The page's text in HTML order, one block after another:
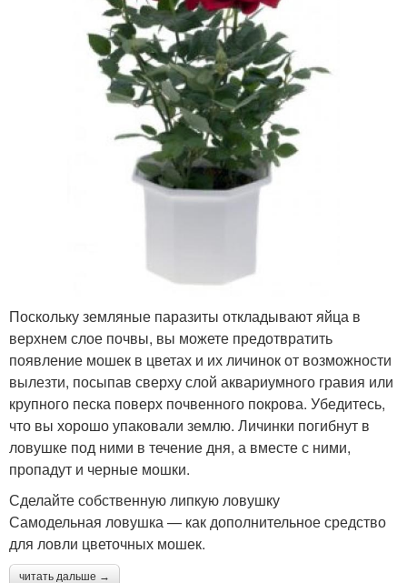
Поскольку земляные паразиты откладывают яйца в
верхнем слое почвы, вы можете предотвратить
появление мошек в цветах и их личинок от возможности
вылезти, посыпав сверху слой аквариумного гравия или
крупного песка поверх почвенного покрова. Убедитесь,
что вы хорошо упаковали землю. Личинки погибнут в
ловушке под ними в течение дня, а вместе с ними,
пропадут и черные мошки.
Сделайте собственную липкую ловушку
Самодельная ловушка — как дополнительное средство
для ловли цветочных мошек.
читать дальше →